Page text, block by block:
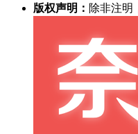
版权声明： 除非注明